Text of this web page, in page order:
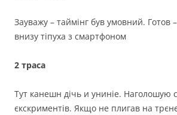
Зауважу – таймінг був умовний. Готов
внизу тіпуха з смартфоном
2 траса
Тут канешн дічь и униніе. Наголошую
єкскриментів. Якщо не плигав на трєнє